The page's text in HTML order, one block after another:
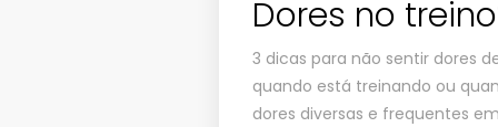
Dores no
3 dicas para não sentir dores
quando está treinando ou
dores diversas e frequentes